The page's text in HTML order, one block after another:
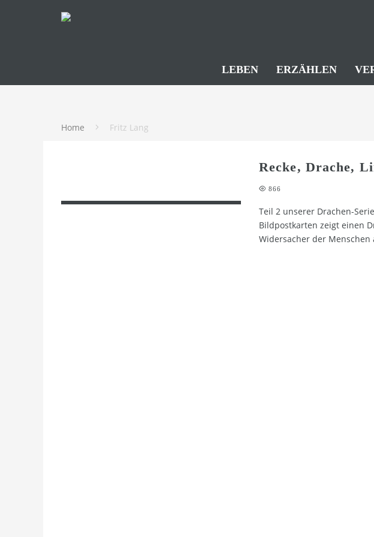
LEBEN ERZÄHLEN
Home Fritz Lang
Recke, Drache,
866
Teil 2 unserer Drachen-
Bildpostkarten zeigt einen
Widersacher der